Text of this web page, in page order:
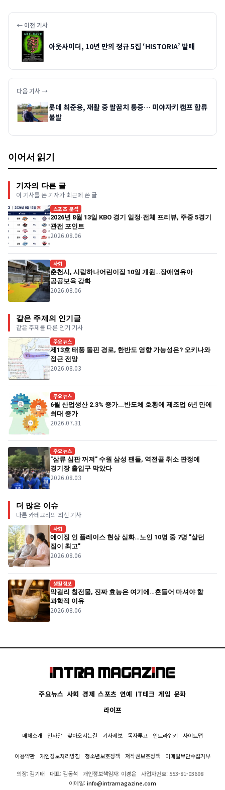
← 이전 기사
아웃사이더, 10년 만의 정규 5집 ‘HISTORIA’ 발매
다음 기사 →
롯데 최준용, 재활 중 팔꿈치 통증… 미야자키 캠프 합류
불발
이어서 읽기
기자의 다른 글
이 기사를 쓴 기자가 최근에 쓴 글
스포츠 분석
2026년 8월 13일 KBO 경기 일정·전체 프리뷰, 주중 5경기
관전 포인트
2026.08.06
사회
춘천시, 시립하나어린이집 10일 개원…장애영유아
공공보육 강화
2026.08.06
같은 주제의 인기글
같은 주제를 다룬 인기 기사
주요뉴스
제13호 태풍 돌핀 경로, 한반도 영향 가능성은? 오키나와
접근 전망
2026.08.03
주요뉴스
6월 산업생산 2.3% 증가...반도체 호황에 제조업 6년 만에
최대 증가
2026.07.31
주요뉴스
"삼류 심판 꺼져" 수원 삼성 팬들, 역전골 취소 판정에
경기장 출입구 막았다
2026.08.03
더 많은 이슈
다른 카테고리의 최신 기사
사회
에이징 인 플레이스 현상 심화…노인 10명 중 7명 "살던
집이 최고"
2026.08.06
생활정보
막걸리 침전물, 진짜 효능은 여기에…흔들어 마셔야 할
과학적 이유
2026.08.06
주요뉴스 사회 경제 스포츠 연예 IT테크 게임 문화
라이프
매체소개 인사말 찾아오시는길 기사제보 독자투고 인트라위키 사이트맵
이용약관 개인정보처리방침 청소년보호정책 저작권보호정책 이메일무단수집거부
의장: 김기태 대표: 김동석 개인정보책임자: 이경은
사업자번호: 553-81-03698
이메일:info@intramagazine.com